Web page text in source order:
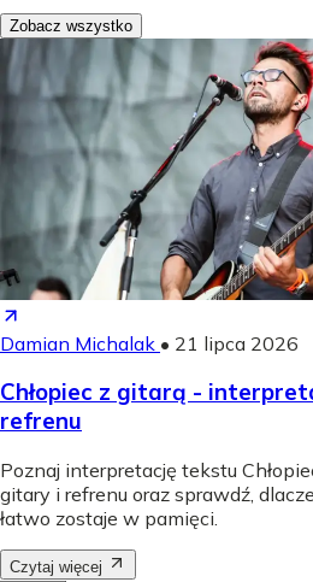
Zobacz wszystko
Damian Michalak • 21 lipca 2026
Chłopiec z gitarą -
refrenu
Poznaj interpretację tekstu
gitary i refrenu oraz sprawdź,
łatwo zostaje w pamięci.
Czytaj więcej